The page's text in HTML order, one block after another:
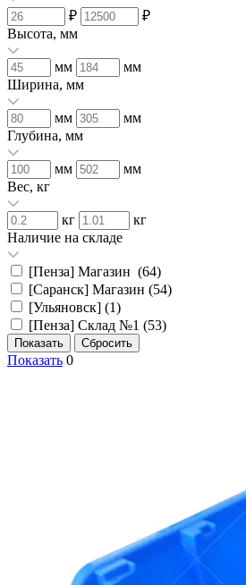
₽
₽
Высота, мм
мм
мм
Ширина, мм
мм
мм
Глубина, мм
мм
мм
Вес, кг
кг
кг
Наличие на складе
[Пенза] Магазин (64)
[Саранск] Магазин (54)
[Ульяновск] (1)
[Пенза] Склад №1 (53)
Показать 0